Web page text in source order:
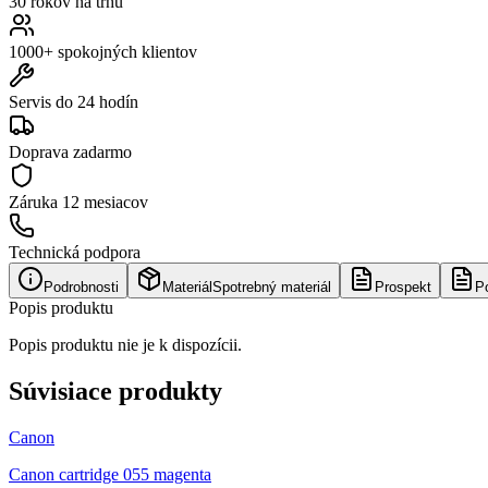
1000+ spokojných klientov
Servis do 24 hodín
Doprava zadarmo
Záruka 12 mesiacov
Technická podpora
Podrobnosti Materiál Spotrebný materiál Prospekt
Popis produktu
Popis produktu nie je k dispozícii.
Súvisiace produkty
Canon
Canon cartridge 055 magenta